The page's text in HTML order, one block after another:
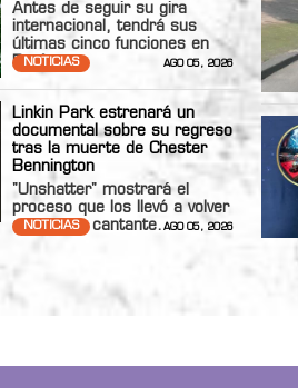
Antes de seguir su gira
internacional, tendrá sus
últimas cinco funciones en
Bs.As.
NOTICIAS AGO 05, 2026
Linkin Park estrenará un
documental sobre su regreso
tras la muerte de Chester
Bennington
"Unshatter" mostrará el
proceso que los llevó a volver
con nueva cantante.
NOTICIAS AGO 05, 2026